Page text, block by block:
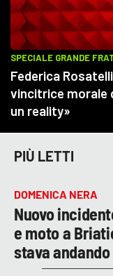
PIÙ LETTI
DOMENICA NERA
Nuovo
e moto a
stava